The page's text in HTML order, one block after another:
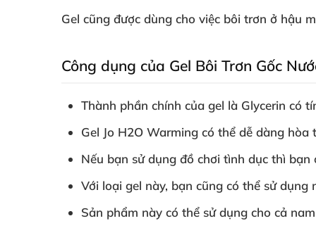
Gel cũng được dùng cho việc bôi trơn ở hậu
Công dụng của Gel Bôi Trơn Gốc
Thành phần chính của gel là Glycerin có
Gel Jo H2O Warming có thể dễ dàng hòa
Nếu bạn sử dụng đồ chơi tình dục thì bạn
Với loại gel này, bạn cũng có thể sử dụng
Sản phẩm này có thể sử dụng cho cả nam